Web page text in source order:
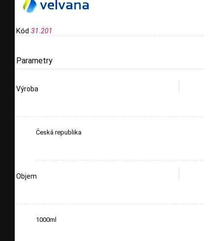
Kód 31.201
Parametry
Výroba
Česká republika
Objem
1000ml